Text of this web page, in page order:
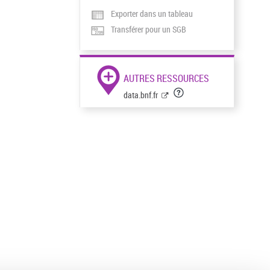
Exporter dans un tableau
Transférer pour un SGB
AUTRES RESSOURCES
data.bnf.fr